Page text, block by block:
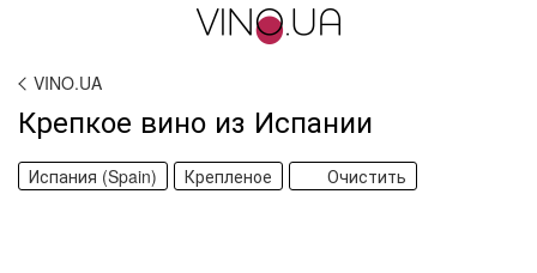
VINO.UA
Крепкое вино из Испании
Испания (Spain) Крепленое Очистить